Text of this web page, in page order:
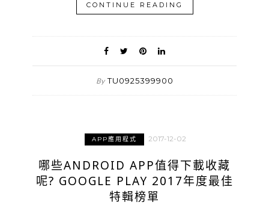
CONTINUE READING
By TU0925399900
APP應用程式 2017-12-02
哪些ANDROID APP值得下載收藏
呢? GOOGLE PLAY 2017年度最佳
特輯榜單